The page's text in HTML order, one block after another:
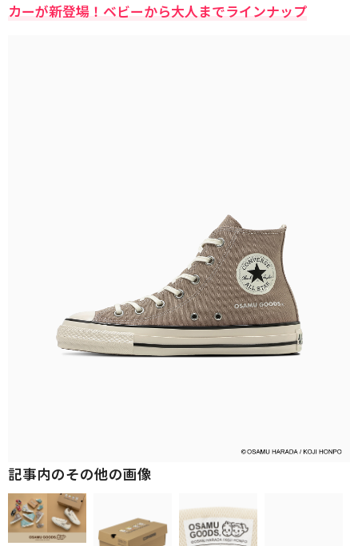
カーが新登場！ベビーから大人までラインナップ
記事内のその他の画像